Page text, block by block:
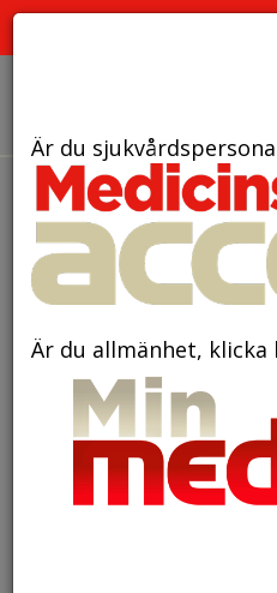
den 13 juni 2026
Nära två miljoner
kronor till
dysmeli i
Är du
Är du allmänhet, klicka